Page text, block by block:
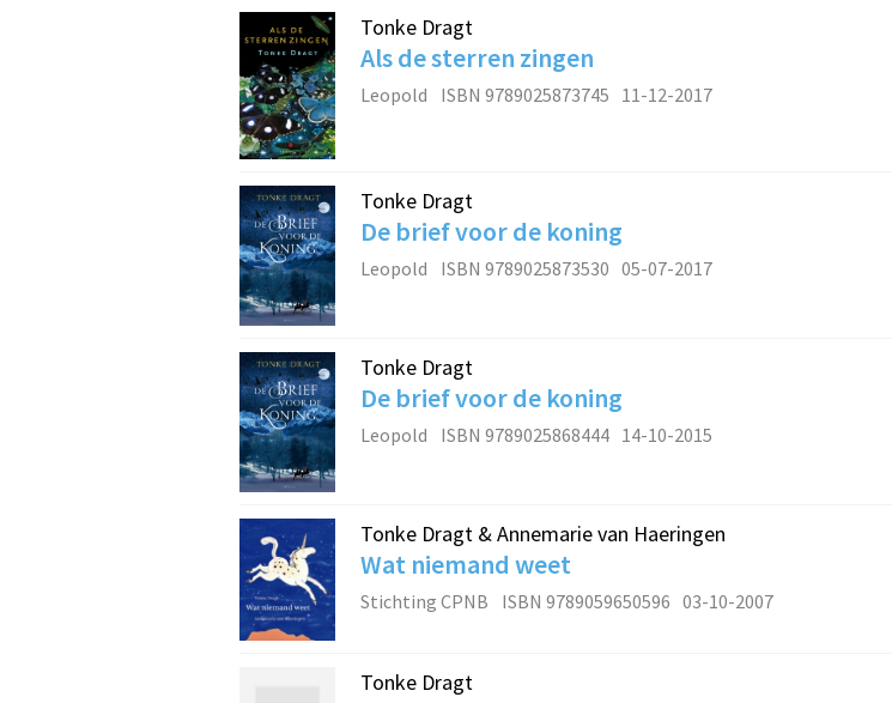
Tonke Dragt
Als de sterren zingen
Leopold ISBN 9789025873745 11-12-2017
Tonke Dragt
De brief voor de koning
Leopold ISBN 9789025873530 05-07-2017
Tonke Dragt
De brief voor de koning
Leopold ISBN 9789025868444 14-10-2015
Tonke Dragt & Annemarie van Haeringen
Wat niemand weet
Stichting CPNB ISBN 9789059650596 03-10-2007
Tonke Dragt